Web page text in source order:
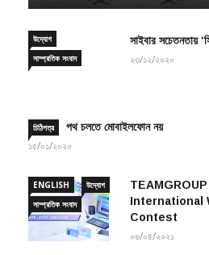
উদ্যোগ
সাম্প্রতিক সংবাদ
সাইবার সচেতনতায়
২৩/১২/২০২০
চিঠিপত্র পথ চলতে মোবাইলফোন নয়
১৫/০১/২০২০
ENGLISH
উদ্যোগ
সাম্প্রতিক সংবাদ
International
Contest
০৬/০৪/২০২১